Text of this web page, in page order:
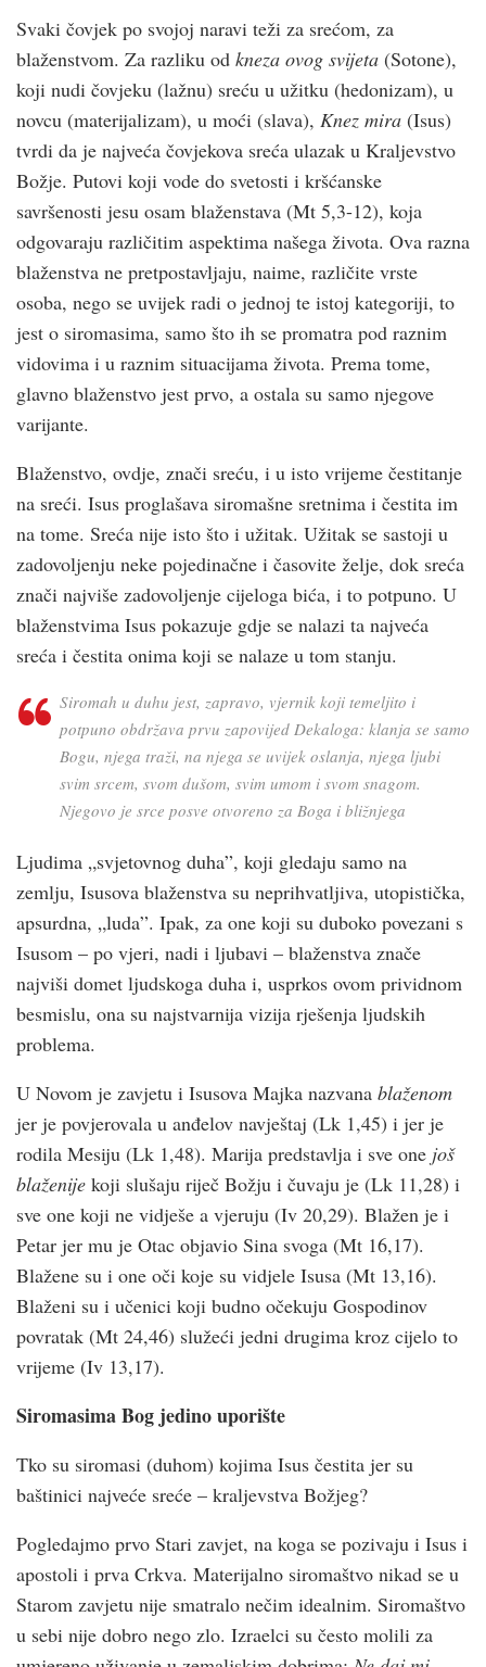
Svaki čovjek po svojoj naravi teži za srećom, za
blaženstvom. Za razliku od kneza ovog svijeta (Sotone),
koji nudi čovjeku (lažnu) sreću u užitku (hedonizam), u
novcu (materijalizam), u moći (slava), Knez mira (Isus)
tvrdi da je najveća čovjekova sreća ulazak u Kraljevstvo
Božje. Putovi koji vode do svetosti i krš­ćanske
savršenosti jesu osam blaženstava (Mt 5,3-12), koja
odgovaraju različitim aspektima našega života. Ova razna
blaženstva ne pretpostavljaju, naime, različite vrste
osoba, nego se uvijek radi o jednoj te istoj kategoriji, to
jest o siromasima, samo što ih se promatra pod raznim
vidovima i u raznim situacijama života. Prema tome,
glavno blaženstvo jest prvo, a ostala su samo njegove
varijante.
Blaženstvo, ovdje, znači sreću, i u isto vrijeme čestitanje
na sreći. Isus proglašava siromašne sretnima i čestita im
na tome. Sreća nije isto što i užitak. Užitak se sastoji u
zadovoljenju neke pojedinačne i časovite želje, dok sreća
znači najviše zadovoljenje cijeloga bića, i to potpuno. U
blaženstvima Isus pokazuje gdje se nalazi ta najveća
sreća i čestita onima koji se nalaze u tom stanju.
Siromah u duhu jest, zapravo, vjernik koji temeljito i
potpuno obdržava prvu zapovijed Dekaloga: klanja se samo
Bogu, njega traži, na njega se uvijek oslanja, njega ljubi
svim srcem, svom dušom, svim umom i svom snagom.
Njegovo je srce posve otvoreno za Boga i bližnjega
Ljudima „svjetovnog duha”, koji gledaju samo na
zemlju, Isusova blaženstva su neprihvatljiva, utopistička,
apsurdna, „luda”. Ipak, za one koji su duboko povezani s
Isusom – po vjeri, nadi i ljubavi – blaženstva znače
najviši domet ljudskoga duha i, usprkos ovom prividnom
besmislu, ona su najstvarnija vizija rješenja ljudskih
problema.
U Novom je zavjetu i Isusova Majka nazvana blaženom
jer je povjerovala u anđelov navještaj (Lk 1,45) i jer je
rodila Mesiju (Lk 1,48). Marija predstavlja i sve one još
blaženije koji slušaju riječ Božju i čuvaju je (Lk 11,28) i
sve one koji ne vidješe a vjeruju (Iv 20,29). Blažen je i
Petar jer mu je Otac objavio Sina svoga (Mt 16,17).
Blažene su i one oči koje su vidjele Isusa (Mt 13,16).
Blaženi su i učenici koji budno očekuju Gospodinov
povratak (Mt 24,46) služeći jedni drugima kroz cijelo to
vrijeme (Iv 13,17).
Siromasima Bog jedino uporište
Tko su siromasi (duhom) kojima Isus čestita jer su
baštinici najveće sreće – kraljevstva Božjeg?
Pogledajmo prvo Stari zavjet, na koga se pozivaju i Isus i
apostoli i prva Crk­va. Materijalno siromaštvo nikad se u
Starom zavjetu nije smatralo nečim idealnim. Siromaštvo
u sebi nije dobro nego zlo. Izraelci su često molili za